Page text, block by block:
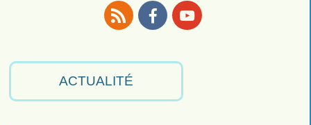
ACTUALITÉ